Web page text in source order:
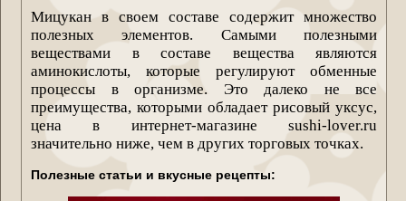
Мицукан в своем составе содержит множество
полезных элементов. Самыми полезными
веществами в составе вещества являются
аминокислоты, которые регулируют обменные
процессы в организме. Это далеко не все
преимущества, которыми обладает рисовый уксус,
цена в интернет-магазине sushi-lover.ru
значительно ниже, чем в других торговых точках.
Полезные статьи и вкусные рецепты: